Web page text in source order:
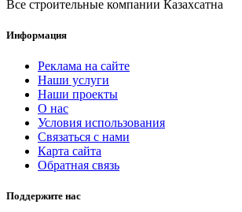
Все строительные компании Казахсатна
Информация
Реклама на сайте
Наши услуги
Наши проекты
О нас
Условия использования
Связаться с нами
Карта сайта
Обратная связь
Поддержите нас